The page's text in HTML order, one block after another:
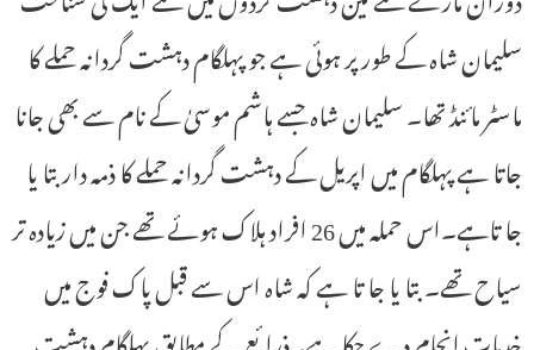
سلیمان شاہ کے طور پر ہوئی ہے جو پہلگام دہشت گردانہ حملے کا
ماسٹر مائنڈ تھا۔ سلیمان شاہ جسے ہاشم موسیٰ کے نام سے بھی جانا
جاتا ہے پہلگام میں اپریل کے دہشت گردانہ حملے کا ذمہ دار بتا یا
جا تاہے۔اس حملہ میں 26 افراد ہلاک ہوئے تھے جن میں زیادہ تر
سیاح تھے۔ بتا یا جا تا ہے کہ شاہ اس سے قبل پاک فوج میں